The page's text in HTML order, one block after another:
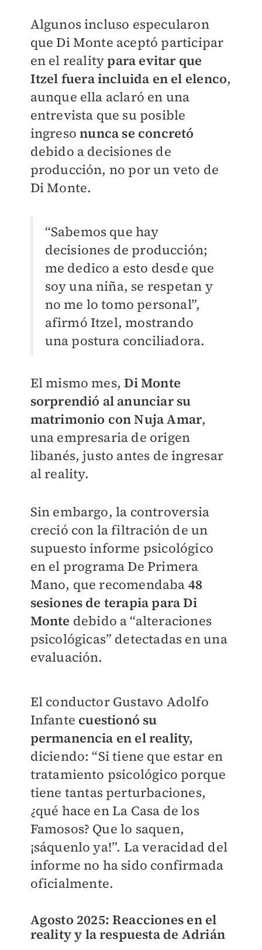
Algunos incluso especularon
que Di Monte aceptó participar
en el realitypara evitar que
Itzel fuera incluida en el elenco,
aunque ella aclaró en una
entrevista que su posible
ingresonunca se concretó
debido a decisiones de
producción, no por un veto de
Di Monte.
“Sabemos que hay
decisiones de producción;
me dedico a esto desde que
soy una niña, se respetan y
no me lo tomo personal”,
afirmó Itzel, mostrando
una postura conciliadora.
El mismo mes,Di Monte
sorprendió al anunciar su
matrimonio con Nuja Amar,
una empresaria de origen
libanés, justo antes de ingresar
al reality.
Sin embargo, la controversia
creció con la filtración de un
supuesto informe psicológico
en el programa De Primera
Mano, que recomendaba 48
sesiones de terapia para Di
Monte debido a “alteraciones
psicológicas” detectadas en una
evaluación.
El conductor Gustavo Adolfo
Infante cuestionó su
permanencia en el reality,
diciendo: “Si tiene que estar en
tratamiento psicológico porque
tiene tantas perturbaciones,
¿qué hace en La Casa de los
Famosos? Que lo saquen,
¡sáquenlo ya!”. La veracidad del
informe no ha sido confirmada
oficialmente.
Agosto 2025: Reacciones en el
reality y la respuesta de Adrián